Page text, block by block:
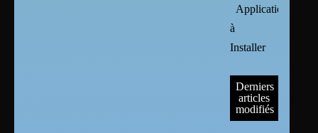
Applications
à
Installer
Derniers
articles
modifiés